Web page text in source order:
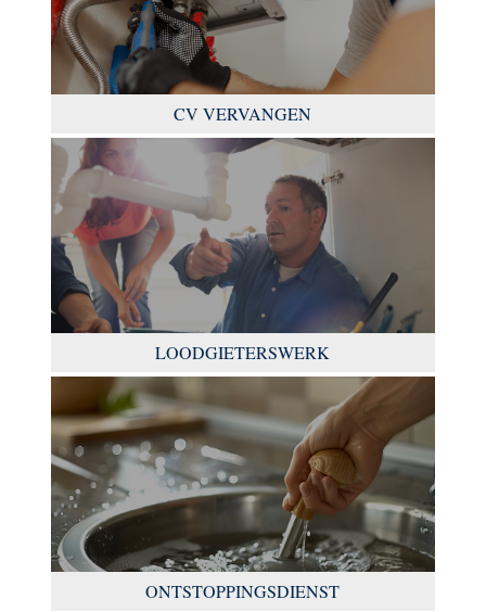
CV VERVANGEN
LOODGIETERSWERK
ONTSTOPPINGSDIENST